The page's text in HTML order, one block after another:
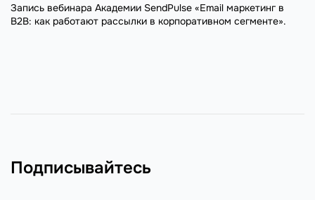
Запись вебинара Академии SendPulse «Email маркетинг в
B2B: как работают рассылки в корпоративном сегменте».
Подписывайтесь